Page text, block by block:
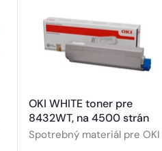
OKI WHITE toner pre
8432WT, na 4500 strán
Spotrebný materiál pre OKI